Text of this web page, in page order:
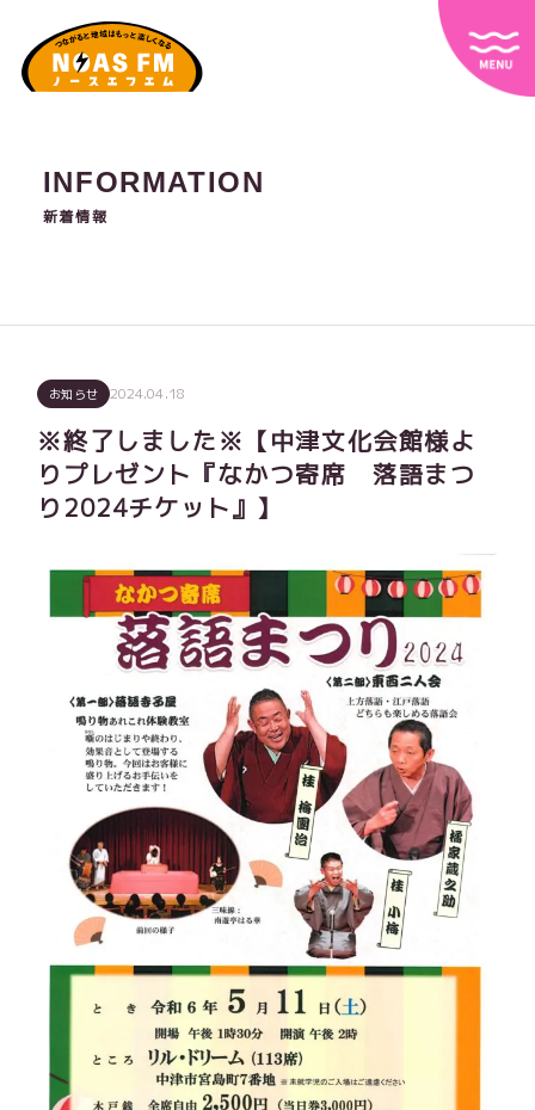
INFORMATION
新着情報
お知らせ 2024.04.18
※終了しました※【中津文化会館様よ
りプレゼント『なかつ寄席 落語まつ
り2024チケット』】